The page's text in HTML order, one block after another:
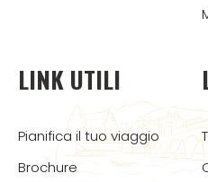
LINK UTILI
Pianifica il tuo viaggio
Brochure